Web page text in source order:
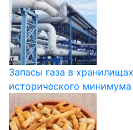
Запасы газа в
исторического минимума